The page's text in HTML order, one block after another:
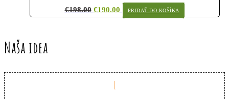
€198.00 Original
price
€190.00Current
price
PRIDAŤ DO KOŠÍKA
Naša idea